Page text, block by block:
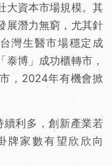
大資本市場規模。其
展潛力無窮，尤其針
灣生醫市場穩定成
博」成功櫃轉市，
，2024年有機會掀
利多，創新產業若
牌家數有望欣欣向